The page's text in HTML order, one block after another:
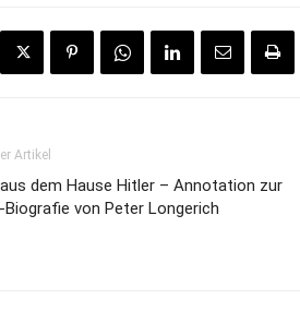
Artikel
dem Hause Hitler – Annotation zur
Biografie von Peter Longerich